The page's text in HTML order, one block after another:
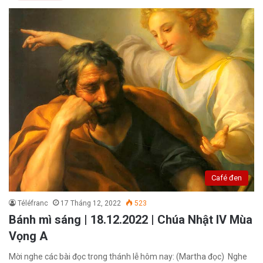
Café đen
Téléfranc 17 Tháng 12, 2022 523
Bánh mì sáng | 18.12.2022 | Chúa Nhật IV Mùa
Vọng A
Mời nghe các bài đọc trong thánh lễ hôm nay: (Martha đọc) Nghe